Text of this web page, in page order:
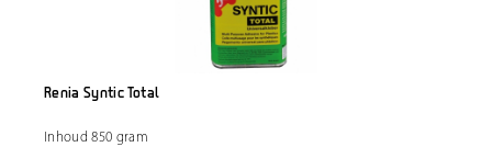
Renia Syntic Total
Inhoud 850 gram